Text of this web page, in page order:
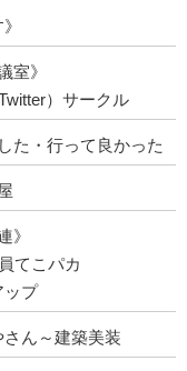
室》
）サークル
た・行って良かった
》
てこパカ
プ
ん～建築美装